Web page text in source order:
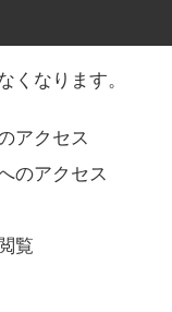
くなります。
アクセス
のアクセス
覧